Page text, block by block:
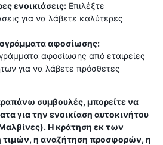
ενοικιάσεις: Επιλέξτε
για να λάβετε καλύτερες
αφοσίωσης:
αφοσίωσης από εταιρείες
για να λάβετε πρόσθετες
συμβουλές, μπορείτε να
για την ενοικίαση αυτοκινήτου
Η κράτηση εκ των
τιμών, η αναζήτηση προσφορών, η